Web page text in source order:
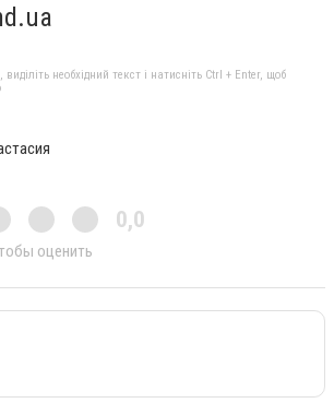
необхідний текст і натисніть Ctrl + Enter, щоб
0,0
оценить